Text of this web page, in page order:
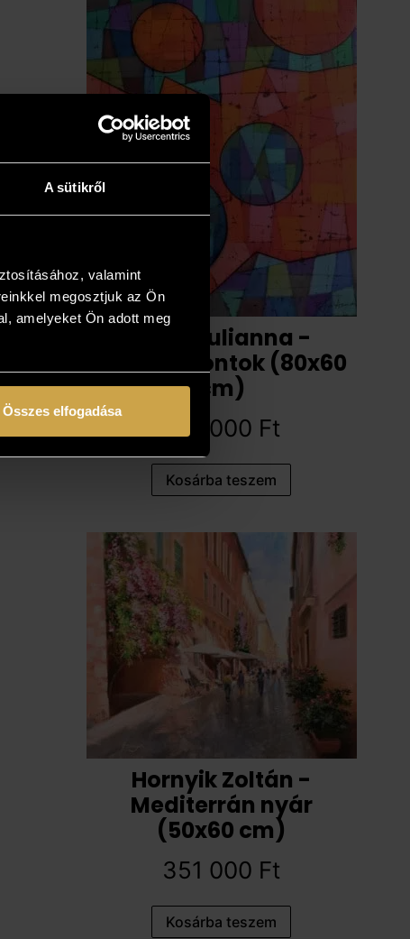
A sütikről
valamint
megosztjuk az Ön
amelyeket Ön adott meg
Összes elfogadása
Pálfy Julianna -
Metszéspontok (80x60
cm)
481 000 Ft
Kosárba teszem
Hornyik Zoltán -
Mediterrán nyár
(50x60 cm)
351 000 Ft
Kosárba teszem